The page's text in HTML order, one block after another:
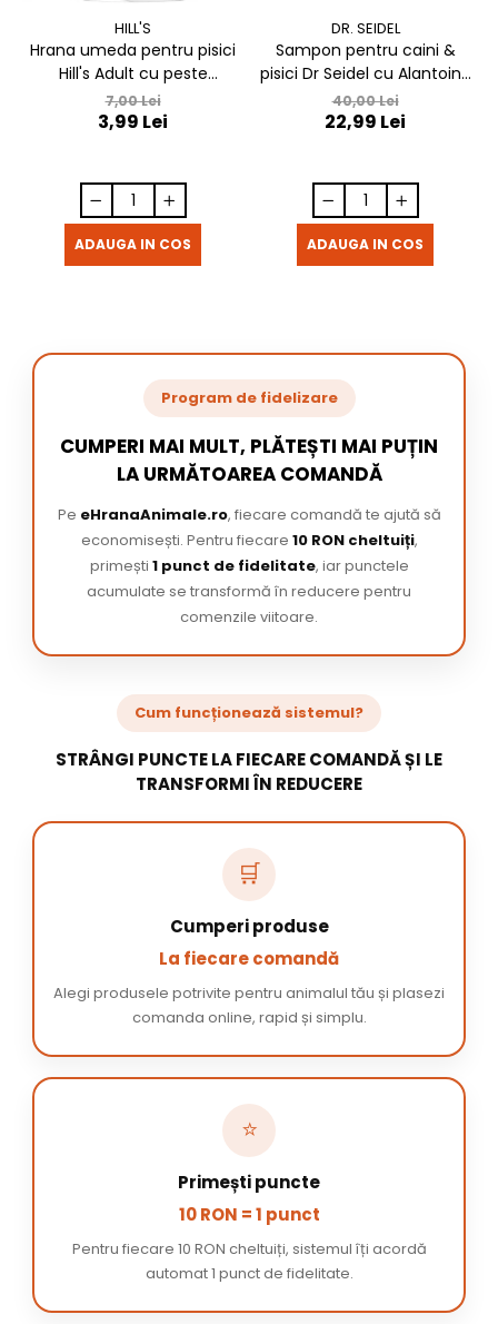
HILL'S
Hrana umeda pentru pisici
Hill's Adult cu peste
oceanic 85 gr
7,00 Lei
3,99 Lei
ADAUGA IN COS
DR. SEIDEL
Sampon pentru caini &
pisici Dr Seidel cu Alantoina
220 ml
40,00 Lei
22,99 Lei
ADAUGA IN COS
Program de fidelizare
CUMPERI MAI MULT, PLĂTEȘTI MAI PUȚIN
LA URMĂTOAREA COMANDĂ
Pe eHranaAnimale.ro, fiecare comandă te ajută să
economisești. Pentru fiecare 10 RON cheltuiți,
primești 1 punct de fidelitate, iar punctele
acumulate se transformă în reducere pentru
comenzile viitoare.
Cum funcționează sistemul?
STRÂNGI PUNCTE LA FIECARE COMANDĂ ȘI LE
TRANSFORMI ÎN REDUCERE
🛒
Cumperi produse
La fiecare comandă
Alegi produsele potrivite pentru animalul tău și plasezi
comanda online, rapid și simplu.
⭐
Primești puncte
10 RON = 1 punct
Pentru fiecare 10 RON cheltuiți, sistemul îți acordă
automat 1 punct de fidelitate.